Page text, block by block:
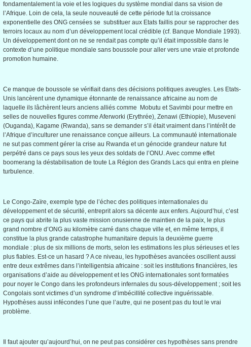
fondamentalementla voie et les logiques du système mondial dans sa vision de
l’Afrique. Loin de cela, la seule nouveauté de cette période futla croissance
exponentielle des ONG censées se substituer aux Etats faillis pour se rapprocher des
terroirs locaux au nom d’un développementlocal crédible (cf. Banque Mondiale 1993).
Un développement donton ne se rendaitpas compte qu’il étaitimpossible dans le
contexte d’une politique mondiale sans boussole pour aller vers une vraie etprofonde
promotion humaine.
Ce manque de boussole se vérifiait dans des décisions politiques aveugles. Les Etats-
Unis lancèrent une dynamique étonnante de renaissance africaine au nom de
laquelle ils lâchèrent leurs anciens alliés comme Mobutu etSavimbi pour mettre en
selles de nouvelles figures comme Aferworki (Erythrée), Zenawi (Ethiopie), Museveni
(Ouganda), Kagame (Rwanda), sans se demander s’il était vraiment dans l’intérêtde
l’Afrique d’inculturer une renaissance conçue ailleurs. La communauté internationale
ne sutpas commentgérer la crise au Rwanda et un génocide grandeur nature fut
perpétré dans ce pays sous les yeux des soldats de l’ONU.Avec comme effet
boomerang la déstabilisation de toute La Région des Grands Lacs qui entra en pleine
turbulence.
Le Congo-Zaïre, exemple type de l’échec des politiques internationales du
développementet de sécurité, entreprit alors sa décente aux enfers.Aujourd’hui, c’est
ce pays qui abrite la plus vaste mission onusienne de maintien de la paix, le plus
grand nombre d’ONG au kilomètre carré dans chaque ville et, en même temps, il
constitue la plus grande catastrophe humanitaire depuis la deuxième guerre
mondiale : plus de six millions de morts, selon les estimations les plus sérieuses et les
plus fiables. Est-ce un hasard ? Ace niveau, les hypothèses avancées oscillent aussi
entre deux extrêmes dans l’intelligentsia africaine : soitles institutions financières, les
organisations d’aide au développementet les ONG internationales sont formatées
pour noyer le Congo dans les profondeurs infernales du sous-développement; soitles
Congolais sont victimes d’un syndrome d’imbécillité collective inguérissable.
Hypothèses aussi infécondes l’une que l’autre, qui ne posentpas du tout le vrai
problème.
faut ajouter qu’aujourd’hui, on ne peutpas considérer ces hypothèses sans prendre